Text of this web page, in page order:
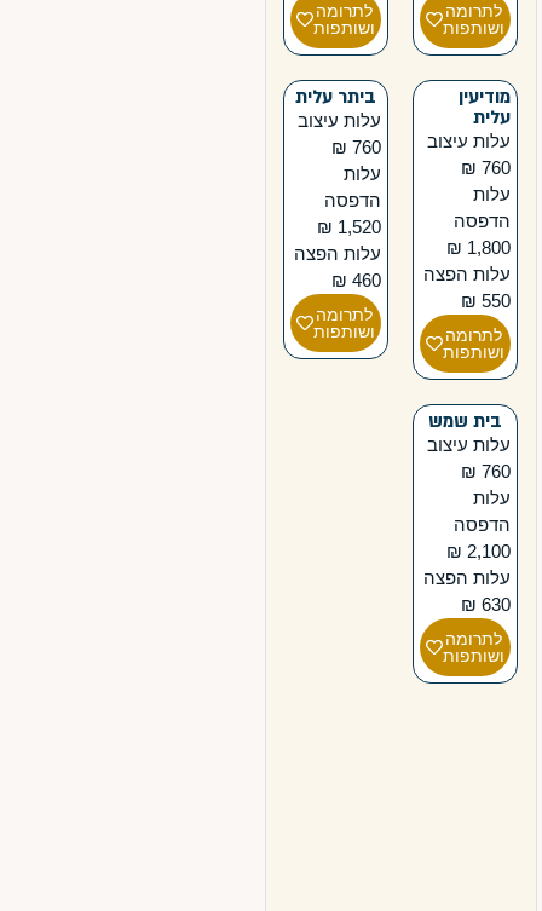
לתרומה
ושותפות
לתרומה
ושותפות
מודיעין
עלית
עלות עיצוב
760 ₪
עלות
הדפסה
1,800 ₪
עלות הפצה
550 ₪
לתרומה
ושותפות
ביתר עלית
עלות עיצוב
760 ₪
עלות
הדפסה
1,520 ₪
עלות הפצה
460 ₪
לתרומה
ושותפות
בית שמש
עלות עיצוב
760 ₪
עלות
הדפסה
2,100 ₪
עלות הפצה
630 ₪
לתרומה
ושותפות